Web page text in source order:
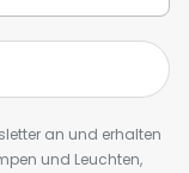
an und erhalten
und Leuchten,